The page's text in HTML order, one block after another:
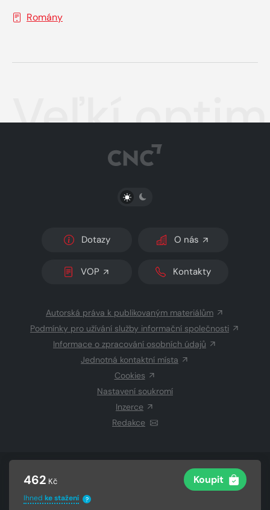
462 Kč Koupit
Ihned ke stažení ?
Romány
Veľkí
PŘEPNOUT SVĚTLÝ/TMAVÝ REŽIM
Dotazy O nás
VOP Kontakty
Autorská práva k publikovaným materiálům
Podmínky pro užívání služby informační společnosti
Informace o zpracování osobních údajů
Jednotná kontaktní místa
Cookies
Nastavení soukromí
Inzerce
Redakce
CZECH NEWS CENTER a.s.a dodavatelé
Vysázeno